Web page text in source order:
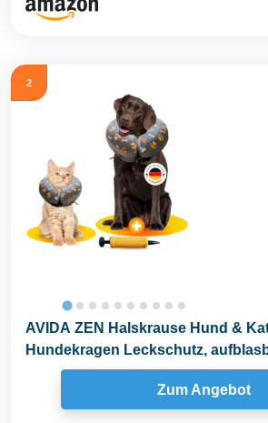
2
AVIDA ZEN Halskrause Hund &
Hundekragen Leckschutz,
weich nach OP und...
Zum Angebot